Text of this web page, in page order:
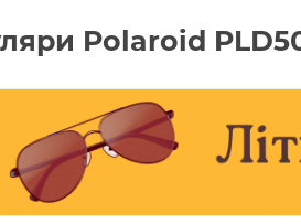
Polaroid